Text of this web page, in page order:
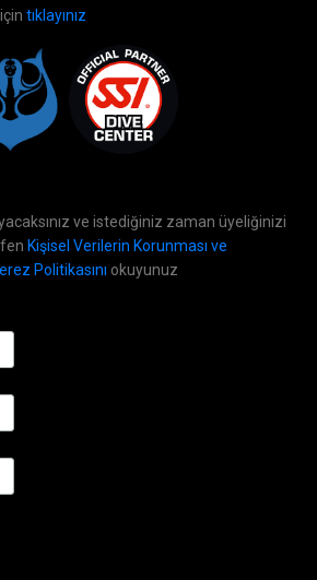
tıklayınız
ve istediğiniz zaman üyeliğinizi
Kişisel Verilerin Korunması ve
Politikasını okuyunuz